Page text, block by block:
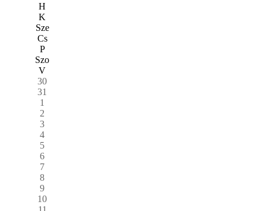
H
K
Sze
Cs
P
Szo
V
30
31
1
2
3
4
5
6
7
8
9
10